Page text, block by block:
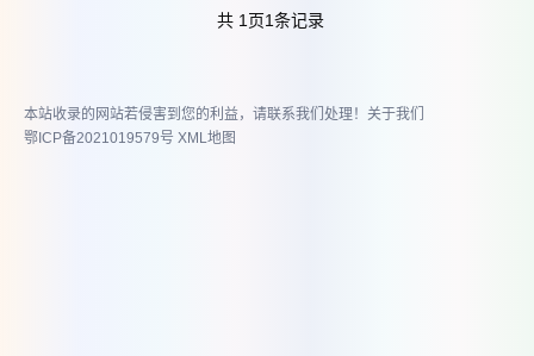
共 1 页1条记录
本站收录的网站若侵害到您的利益，请联系我们处理！ 关于我们
鄂ICP备2021019579号 XML地图